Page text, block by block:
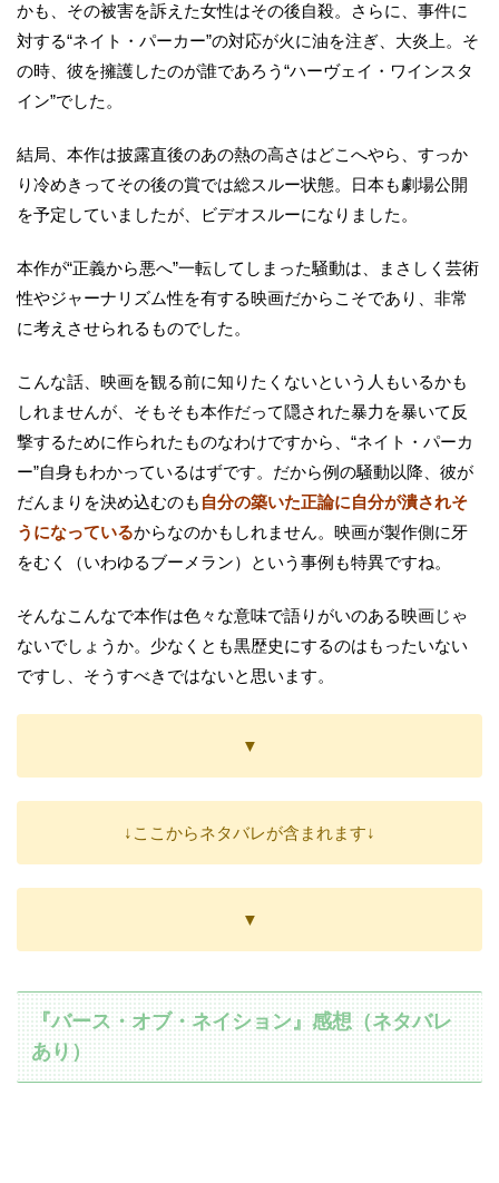
かも、その被害を訴えた女性はその後自殺。さらに、事件に
対する“ネイト・パーカー”の対応が火に油を注ぎ、大炎上。そ
の時、彼を擁護したのが誰であろう“ハーヴェイ・ワインスタ
イン”でした。
結局、本作は披露直後のあの熱の高さはどこへやら、すっか
り冷めきってその後の賞では総スルー状態。日本も劇場公開
を予定していましたが、ビデオスルーになりました。
本作が“正義から悪へ”一転してしまった騒動は、まさしく芸術
性やジャーナリズム性を有する映画だからこそであり、非常
に考えさせられるものでした。
こんな話、映画を観る前に知りたくないという人もいるかも
しれませんが、そもそも本作だって隠された暴力を暴いて反
撃するために作られたものなわけですから、“ネイト・パーカ
ー”自身もわかっているはずです。だから例の騒動以降、彼が
だんまりを決め込むのも 自分の築いた正論に自分が潰されそ
うになっているからなのかもしれません。映画が製作側に牙
をむく（いわゆるブーメラン）という事例も特異ですね。
そんなこんなで本作は色々な意味で語りがいのある映画じゃ
ないでしょうか。少なくとも黒歴史にするのはもったいない
ですし、そうすべきではないと思います。
▼
↓ここからネタバレが含まれます↓
▼
『バース・オブ・ネイション』感想（ネタバレ
あり）